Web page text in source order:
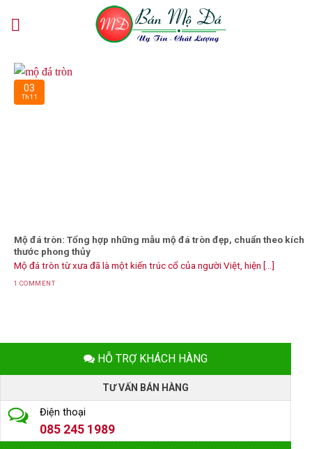
HỖ TRỢ KHÁCH HÀNG
TƯ VẤN BÁN HÀNG
Điện thoại
085 245 1989
Mộ đá tròn: Tổng hợp những mẫu mộ đá tròn đẹp, chuẩn theo kích
thước phong thủy
Mộ đá tròn từ xưa đã là một kiến trúc cổ của người Việt, hiện [...]
1 COMMENT
03
Th11